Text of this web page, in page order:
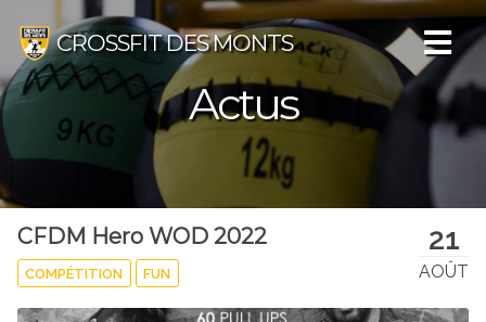
CROSSFIT DES MONTS
Actus
21
AOÛT
CFDM Hero WOD 2022
COMPÉTITION FUN